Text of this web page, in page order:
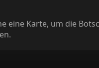
eine Karte, um die